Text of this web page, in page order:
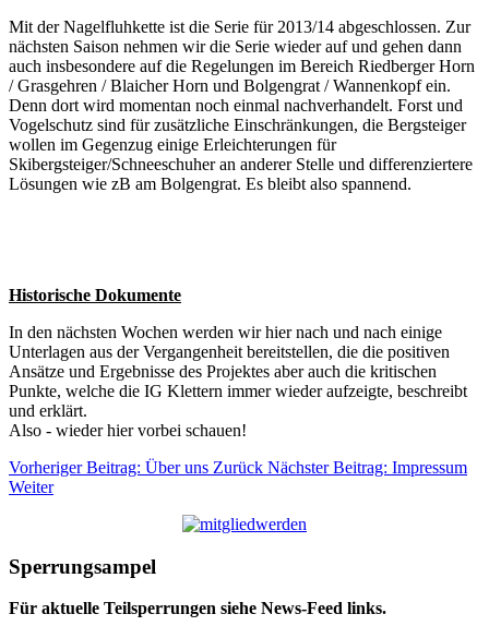
Mit der Nagelfluhkette ist die Serie für 2013/14 abgeschlossen. Zur
nächsten Saison nehmen wir die Serie wieder auf und gehen dann
auch insbesondere auf die Regelungen im Bereich Riedberger Horn
/ Grasgehren / Blaicher Horn und Bolgengrat / Wannenkopf ein.
Denn dort wird momentan noch einmal nachverhandelt. Forst und
Vogelschutz sind für zusätzliche Einschränkungen, die Bergsteiger
wollen im Gegenzug einige Erleichterungen für
Skibergsteiger/Schneeschuher an anderer Stelle und differenziertere
Lösungen wie zB am Bolgengrat. Es bleibt also spannend.
Historische Dokumente
In den nächsten Wochen werden wir hier nach und nach einige
Unterlagen aus der Vergangenheit bereitstellen, die die positiven
Ansätze und Ergebnisse des Projektes aber auch die kritischen
Punkte, welche die IG Klettern immer wieder aufzeigte, beschreibt
und erklärt.
Also - wieder hier vorbei schauen!
Vorheriger Beitrag: Über uns Zurück Nächster Beitrag: Impressum
Weiter
Sperrungsampel
Für aktuelle Teilsperrungen siehe News-Feed links.